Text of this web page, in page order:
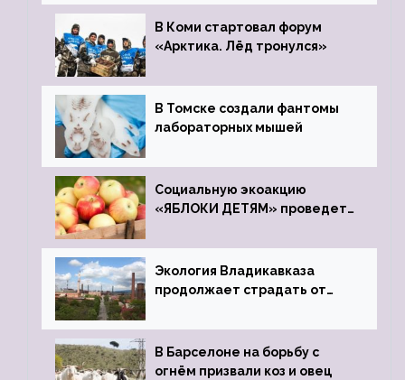
В Коми стартовал форум
«Арктика. Лёд тронулся»
В Томске создали фантомы
лабораторных мышей
Социальную экоакцию
«ЯБЛОКИ ДЕТЯМ» проведет
Экология Владикавказа
продолжает страдать от
В Барселоне на борьбу с
огнём призвали коз и овец